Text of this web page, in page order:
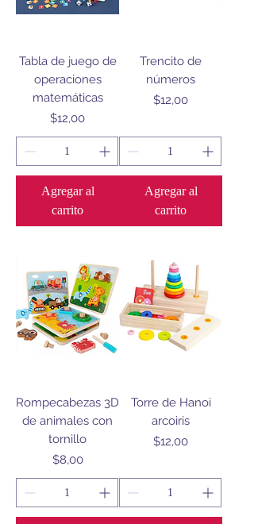
Tabla de juego de
operaciones
matemáticas
Precio
$12,00
Agregar al
carrito
Trencito de
números
Precio
$12,00
Agregar al
carrito
Rompecabezas 3D
de animales con
tornillo
Precio
$8,00
Torre de Hanoi
arcoiris
Precio
$12,00